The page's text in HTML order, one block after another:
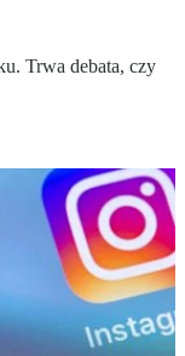
Trwa debata, czy